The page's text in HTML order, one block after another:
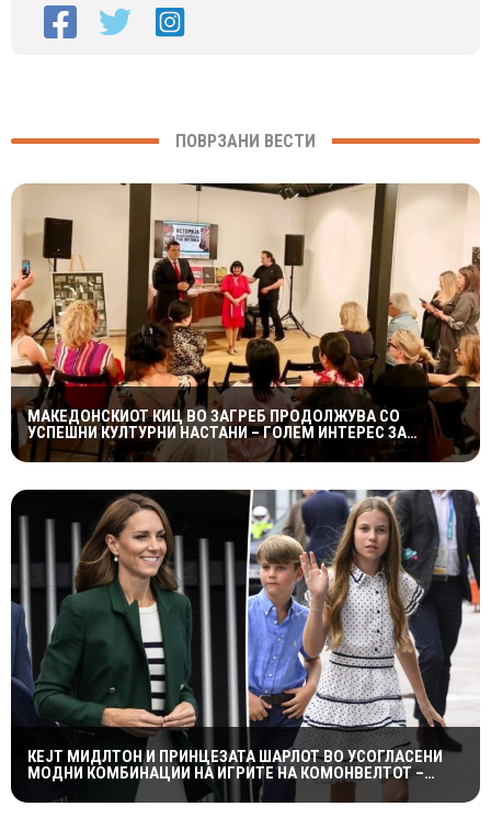
ПОВРЗАНИ ВЕСТИ
МАКЕДОНСКИОТ КИЦ ВО ЗАГРЕБ ПРОДОЛЖУВА СО
УСПЕШНИ КУЛТУРНИ НАСТАНИ – ГОЛЕМ ИНТЕРЕС ЗА
„ИСТОРИЈА НА МАКЕДОНСКАТА РОК МУЗИКА“
КЕЈТ МИДЛТОН И ПРИНЦЕЗАТА ШАРЛОТ ВО УСОГЛАСЕНИ
МОДНИ КОМБИНАЦИИ НА ИГРИТЕ НА КОМОНВЕЛТОТ –
КРАЛСКОТО СЕМЕЈСТВО ГО ПРИВЛЕЧЕ ЦЕЛОТО ВНИМАНИЕ